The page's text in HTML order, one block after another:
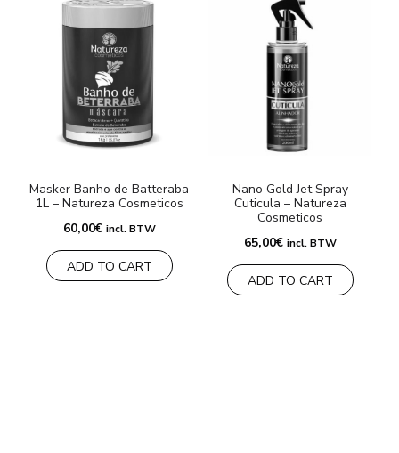
Masker Banho de Batteraba
1L – Natureza Cosmeticos
60,00€ incl. BTW
ADD TO CART
Nano Gold Jet Spray
Cuticula – Natureza
Cosmeticos
65,00€ incl. BTW
ADD TO CART